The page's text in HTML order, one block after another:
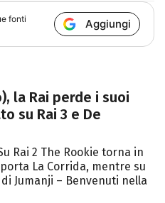
fonti
Aggiungi
la Rai perde i suoi
su Rai 3 e De
Rai 2 The Rookie torna in
La Corrida, mentre su
Jumanji – Benvenuti nella